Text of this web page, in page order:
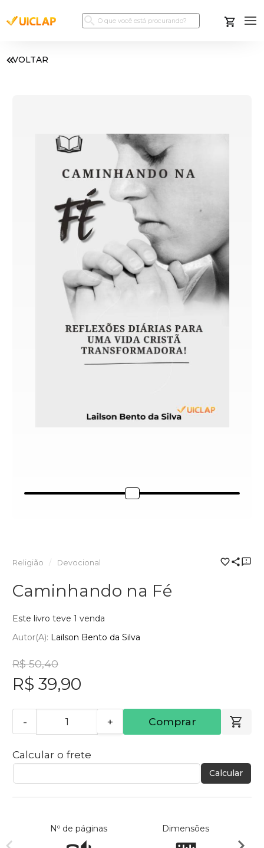
VOLTAR
Religião Devocional
Caminhando na Fé
Este livro teve 1 venda
Autor(a): Lailson Bento da Silva
R$ 50,40
R$ 39,90
- + Comprar
Calcular o frete
Calcular
Nº de páginas Dimensões